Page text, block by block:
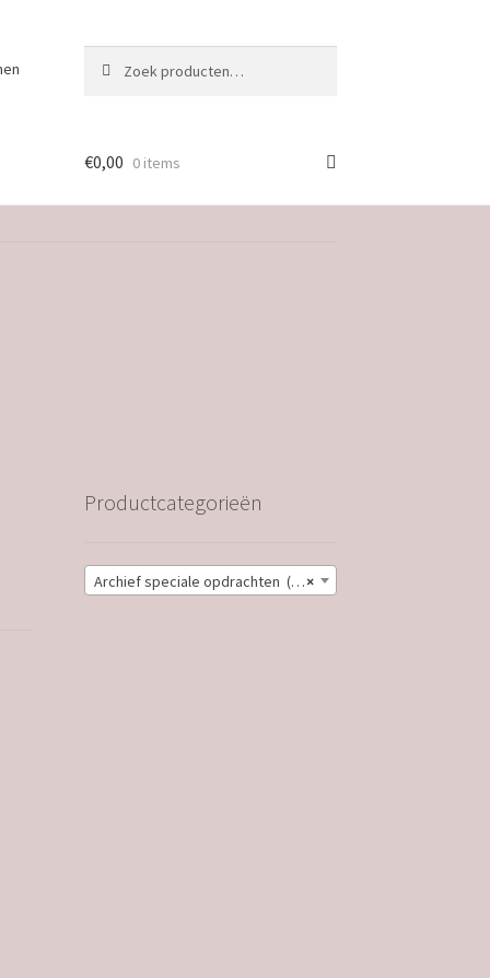
naar:
€0,00 0 items
Productcategorieën
×
Archief speciale opdrachten (21)